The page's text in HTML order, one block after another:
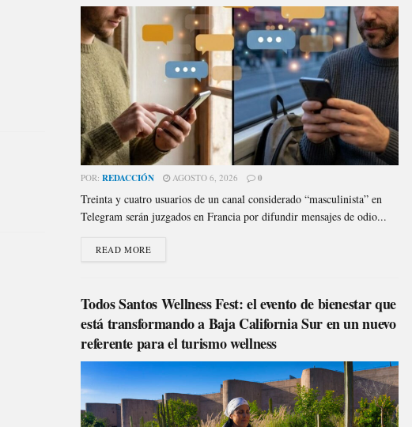
POR: REDACCIÓN AGOSTO 6, 2026 0
Treinta y cuatro usuarios de un canal considerado “masculinista” en
Telegram serán juzgados en Francia por difundir mensajes de odio...
READ MORE
Todos Santos Wellness Fest: el evento de bienestar que
está transformando a Baja California Sur en un nuevo
referente para el turismo wellness